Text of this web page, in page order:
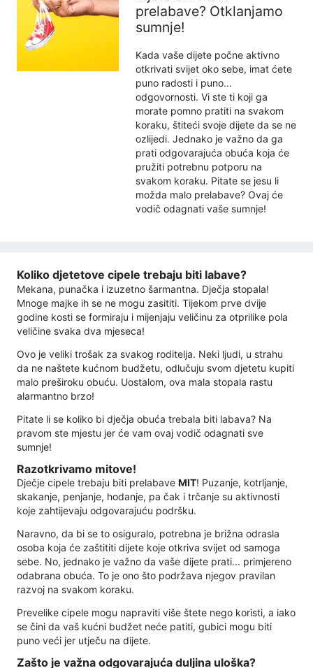
prelabave? Otklanjamo
sumnje!
Kada vaše dijete počne aktivno
otkrivati ​​svijet oko sebe, imat ćete
puno radosti i puno...
odgovornosti. Vi ste ti koji ga
morate pomno pratiti na svakom
koraku, štiteći svoje dijete da se ne
ozlijedi. Jednako je važno da ga
prati odgovarajuća obuća koja će
pružiti potrebnu potporu na
svakom koraku. Pitate se jesu li
možda malo prelabave? Ovaj će
vodič odagnati vaše sumnje!
Koliko djetetove cipele trebaju biti labave?
Mekana, punačka i izuzetno šarmantna. Dječja stopala!
Mnoge majke ih se ne mogu zasititi. Tijekom prve dvije
godine kosti se formiraju i mijenjaju veličinu za otprilike pola
veličine svaka dva mjeseca!
Ovo je veliki trošak za svakog roditelja. Neki ljudi, u strahu
da ne naštete kućnom budžetu, odlučuju svom djetetu kupiti
malo preširoku obuću. Uostalom, ova mala stopala rastu
alarmantno brzo!
Pitate li se koliko bi dječja obuća trebala biti labava? Na
pravom ste mjestu jer će vam ovaj vodič odagnati sve
sumnje!
Razotkrivamo mitove!
Dječje cipele trebaju biti prelabave MIT! Puzanje, kotrljanje,
skakanje, penjanje, hodanje, pa čak i trčanje su aktivnosti
koje zahtijevaju odgovarajuću podršku.
Naravno, da bi se to osiguralo, potrebna je brižna odrasla
osoba koja će zaštititi dijete koje otkriva svijet od samoga
sebe. No, jednako je važno da vaše dijete prati... primjereno
odabrana obuća. To je ono što podržava njegov pravilan
razvoj na svakom koraku.
Prevelike cipele mogu napraviti više štete nego koristi, a iako
se čini da vaš kućni budžet neće patiti, gubici mogu biti
puno veći jer utječu na dijete.
Zašto je važna odgovarajuća duljina uloška?